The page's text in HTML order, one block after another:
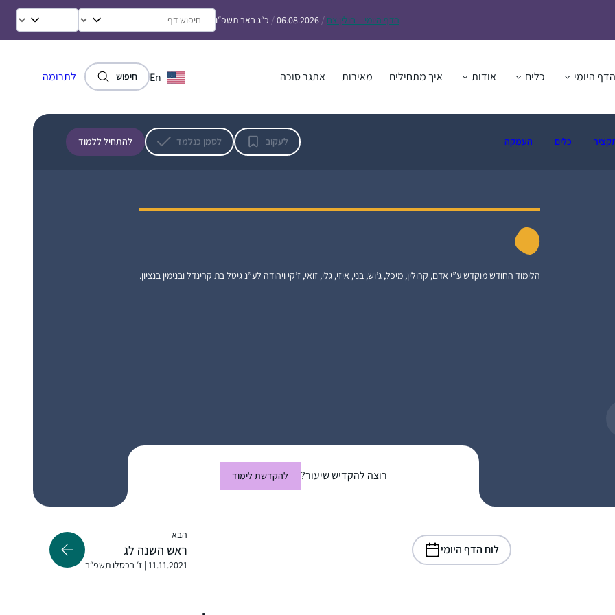
הדף היומי – חולין צח /
06.08.2026
/ כ״ג באב תשפ״ו
הדף היומי כלים אודות איך מתחילים מאירות אתגר סוכה En חיפוש לתרומה
כלים העמקה לעקוב לסמן כנלמד להתחיל ללמוד
הלימוד החודש מוקדש ע”י אדם, קרולין, מיכל, ג’וש, בני, איזי, גלי, זואי, ז’קי ויהודה לע”נ גיטל בת קרינדל ובנימין בנציון.
רוצה להקדיש שיעור? להקדשת לימוד
לוח הדף היומי
הבא
ראש השנה לג
11.11.2021 | ז׳ בכסלו תשפ״ב
רבנית מישל הציתה אש התלמוד בלבבות בביניני